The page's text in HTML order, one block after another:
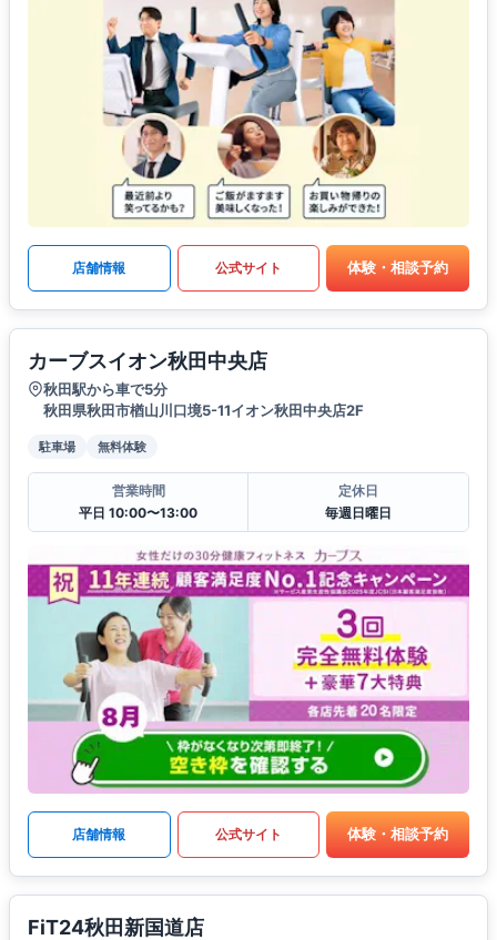
店舗情報 公式サイト 体験・相談予約
カーブスイオン秋田中央店
秋田駅から車で5分
秋田県秋田市楢山川口境5-11イオン秋田中央店2F
駐車場 無料体験
営業時間
平日 10:00〜13:00
定休日
毎週日曜日
店舗情報 公式サイト 体験・相談予約
FiT24秋田新国道店